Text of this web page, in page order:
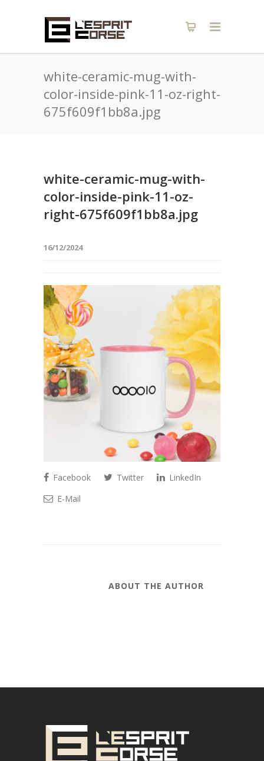
white-ceramic-mug-with-
color-inside-pink-11-oz-right-
675f609f1bb8a.jpg
white-ceramic-mug-with-
color-inside-pink-11-oz-
right-675f609f1bb8a.jpg
16/12/2024
Facebook Twitter
LinkedIn
E-Mail
ABOUT THE AUTHOR